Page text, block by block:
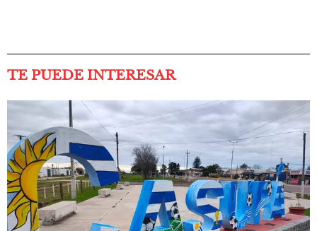
TE PUEDE INTERESAR